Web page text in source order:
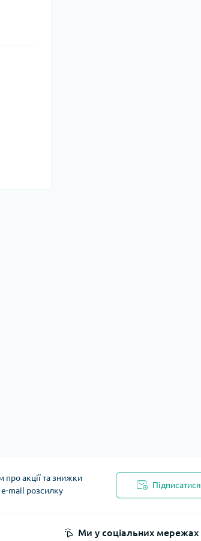
акції та знижки
mail розсилку
Підписатися
Ми у соціальних мережах